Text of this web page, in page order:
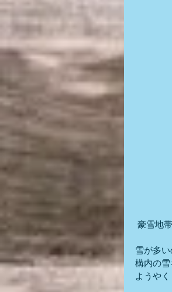
豪雪地
雪が多い
構内の雪
ようや